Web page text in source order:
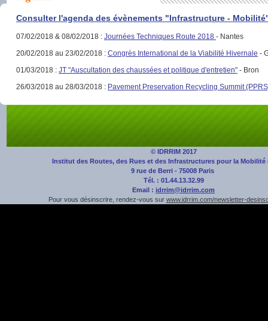
Consulter l'agenda des évènements "Infrastructure -
07/02/2018 & 08/02/2018 : Journées Techniques Route 2018 - Nantes
20/02/2018 au 23/02/2018 : Congrès International de la Viabilité Hivernale -
01/03/2018 : JT "Auscultation des chaussées et politique d'entretien" - Bron
26/03/2018 au 28/03/2018 : Pavement Preservation Recycling Summit
© IDRRIM 2017
Institut des Routes, des Rues et des Infrastructures pour la Mobilité
9 rue de Berri - 75008 Paris
Tél. : 01.44.13.32.99
Email : idrrim@idrrim.com
Pour vous désinscrire, rendez-vous sur www.idrrim.com/newsletter-